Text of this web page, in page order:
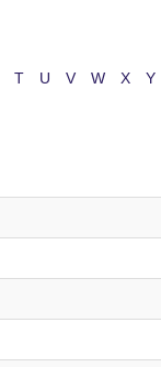
T U V W X Y